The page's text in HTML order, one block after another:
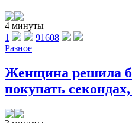
4 минуты
1
91608
Разное
Женщина решила
покупать